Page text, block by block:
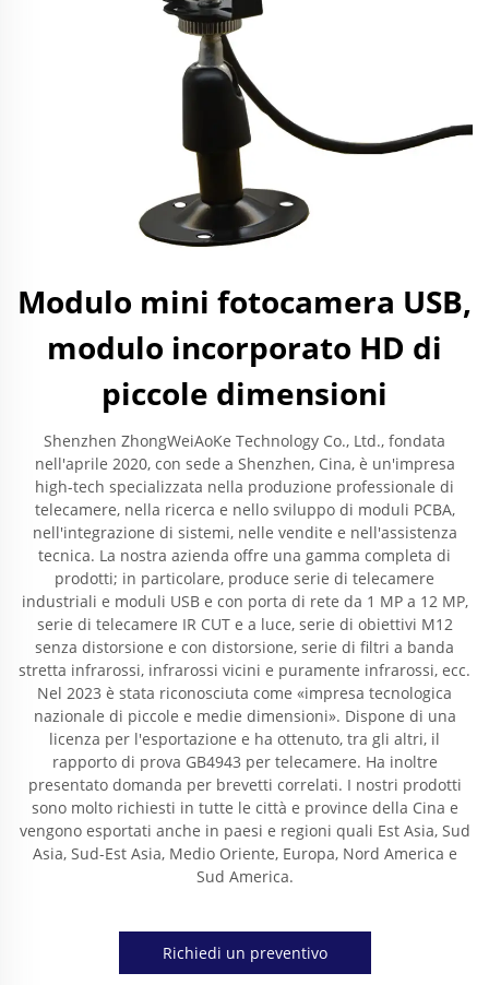
Modulo mini fotocamera USB,
modulo incorporato HD di
piccole dimensioni
Shenzhen ZhongWeiAoKe Technology Co., Ltd., fondata
nell'aprile 2020, con sede a Shenzhen, Cina, è un'impresa
high-tech specializzata nella produzione professionale di
telecamere, nella ricerca e nello sviluppo di moduli PCBA,
nell'integrazione di sistemi, nelle vendite e nell'assistenza
tecnica. La nostra azienda offre una gamma completa di
prodotti; in particolare, produce serie di telecamere
industriali e moduli USB e con porta di rete da 1 MP a 12 MP,
serie di telecamere IR CUT e a luce, serie di obiettivi M12
senza distorsione e con distorsione, serie di filtri a banda
stretta infrarossi, infrarossi vicini e puramente infrarossi, ecc.
Nel 2023 è stata riconosciuta come «impresa tecnologica
nazionale di piccole e medie dimensioni». Dispone di una
licenza per l'esportazione e ha ottenuto, tra gli altri, il
rapporto di prova GB4943 per telecamere. Ha inoltre
presentato domanda per brevetti correlati. I nostri prodotti
sono molto richiesti in tutte le città e province della Cina e
vengono esportati anche in paesi e regioni quali Est Asia, Sud
Asia, Sud-Est Asia, Medio Oriente, Europa, Nord America e
Sud America.
Richiedi un preventivo